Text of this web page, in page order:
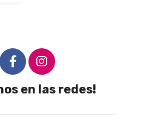
en las redes!